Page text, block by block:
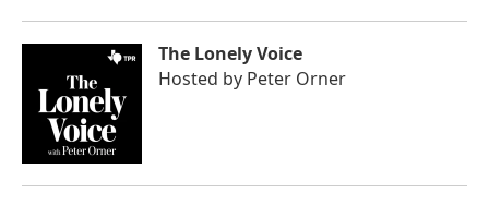
The Lonely Voice
Hosted by Peter Orner